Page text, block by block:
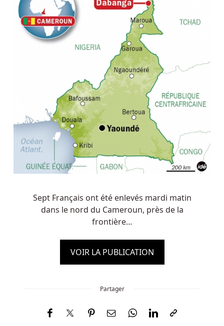
Sept Français ont été enlevés mardi matin
dans le nord du Cameroun, près de la
frontière…
VOIR LA PUBLICATION
Partager